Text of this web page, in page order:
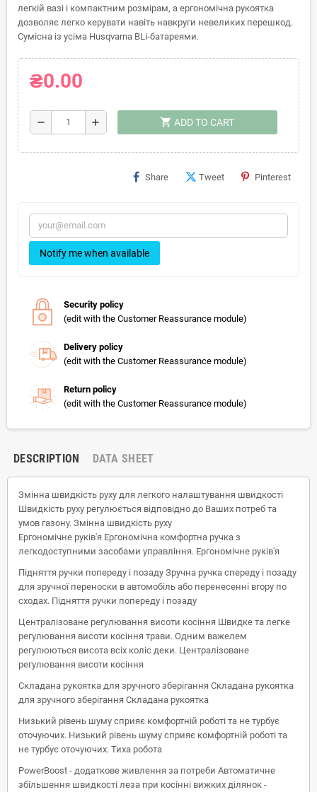
легкій вазі і компактним розмірам, а ергономічна рукоятка
дозволяє легко керувати навіть навкруги невеликих перешкод.
Сумісна із усіма Husqvarna BLi-батареями.
₴0.00
remove add shopping_cart ADD TO CART
Share Tweet Pinterest
Notify me when available
Security policy
(edit with the Customer Reassurance module)
Delivery policy
(edit with the Customer Reassurance module)
Return policy
(edit with the Customer Reassurance module)
DESCRIPTION DATA SHEET
Змінна швидкість руху для легкого налаштування швидкості
Швидкість руху регулюється відповідно до Ваших потреб та
умов газону. Змінна швидкість руху
Ергономічне руків'я Ергономічна комфортна ручка з
легкодоступними засобами управління. Ергономічне руків'я
Підняття ручки попереду і позаду Зручна ручка спереду і позаду
для зручної переноски в автомобіль або перенесенні вгору по
сходах. Підняття ручки попереду і позаду
Централізоване регулювання висоти косіння Швидке та легке
регулювання висоти косіння трави. Одним важелем
регулюються висота всіх коліс деки. Централізоване
регулювання висоти косіння
Складана рукоятка для зручного зберігання Складана рукоятка
для зручного зберігання Складана рукоятка
Низький рівень шуму сприяє комфортній роботі та не турбує
оточуючих. Низький рівень шуму сприяє комфортній роботі та
не турбує оточуючих. Тиха робота
PowerBoost - додаткове живлення за потреби Автоматичне
збільшення швидкості леза при косінні вижких ділянок -